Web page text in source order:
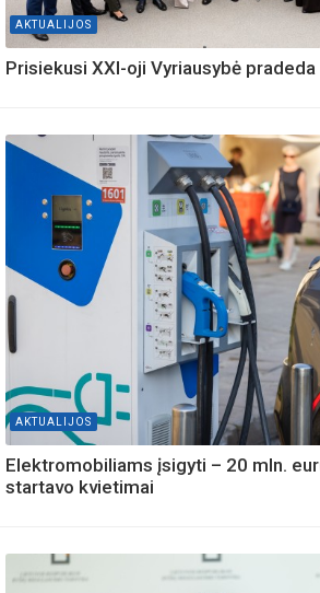
AKTUALIJOS
Prisiekusi XXI-oji Vyriausybė
AKTUALIJOS
Elektromobiliams įsigyti – 20 mln.
startavo kvietimai